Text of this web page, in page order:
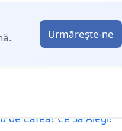
Urmărește-ne